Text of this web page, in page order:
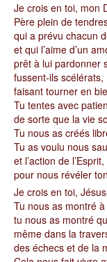
Je crois en toi, mon
Père plein de
qui a prévu chacun
et qui l’aime d’un
prêt à lui pardonner
fussent-ils scélérats,
faisant tourner en
Tu tentes avec
de sorte que la vie
Tu nous as créés
Tu as voulu nous
et l’action de l’Esprit,
pour nous révéler
Je crois en toi,
Tu nous as montré
tu nous as montré
même dans la
des échecs et de la